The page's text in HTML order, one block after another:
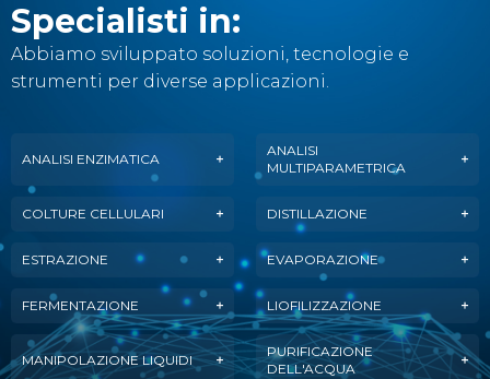
Specialisti in:
Abbiamo sviluppato soluzioni, tecnologie e
strumenti per diverse applicazioni.
ANALISI ENZIMATICA
ANALISI
MULTIPARAMETRICA
COLTURE CELLULARI DISTILLAZIONE
ESTRAZIONE EVAPORAZIONE
FERMENTAZIONE LIOFILIZZAZIONE
MANIPOLAZIONE LIQUIDI
PURIFICAZIONE
DELL'ACQUA